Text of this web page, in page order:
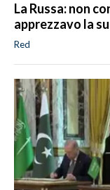
La Russa: non
apprezzavo la
Red